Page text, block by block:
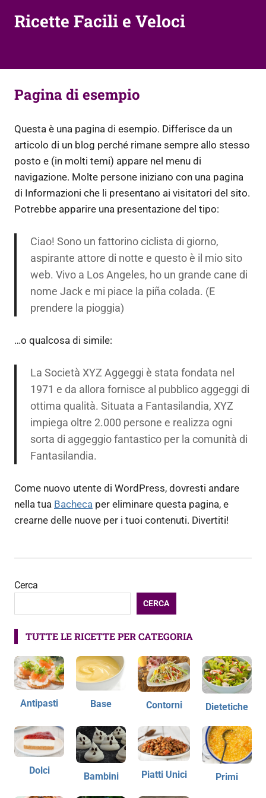
Ricette Facili e Veloci
Pagina di esempio
Questa è una pagina di esempio. Differisce da un
articolo di un blog perché rimane sempre allo stesso
posto e (in molti temi) appare nel menu di
navigazione. Molte persone iniziano con una pagina
di Informazioni che li presentano ai visitatori del sito.
Potrebbe apparire una presentazione del tipo:
Ciao! Sono un fattorino ciclista di giorno,
aspirante attore di notte e questo è il mio sito
web. Vivo a Los Angeles, ho un grande cane di
nome Jack e mi piace la piña colada. (E
prendere la pioggia)
…o qualcosa di simile:
La Società XYZ Aggeggi è stata fondata nel
1971 e da allora fornisce al pubblico aggeggi di
ottima qualità. Situata a Fantasilandia, XYZ
impiega oltre 2.000 persone e realizza ogni
sorta di aggeggio fantastico per la comunità di
Fantasilandia.
Come nuovo utente di WordPress, dovresti andare
nella tua Bacheca per eliminare questa pagina, e
crearne delle nuove per i tuoi contenuti. Divertiti!
Cerca
CERCA
TUTTE LE RICETTE PER CATEGORIA
Antipasti Base Contorni Dietetiche
Dolci
Bambini Piatti Unici Primi